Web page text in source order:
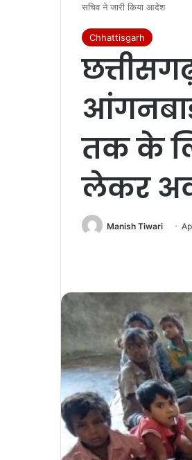
सचिव ने जारी किया आदेश
Chhattisgarh
तक के
लेकर
Manish Tiwari